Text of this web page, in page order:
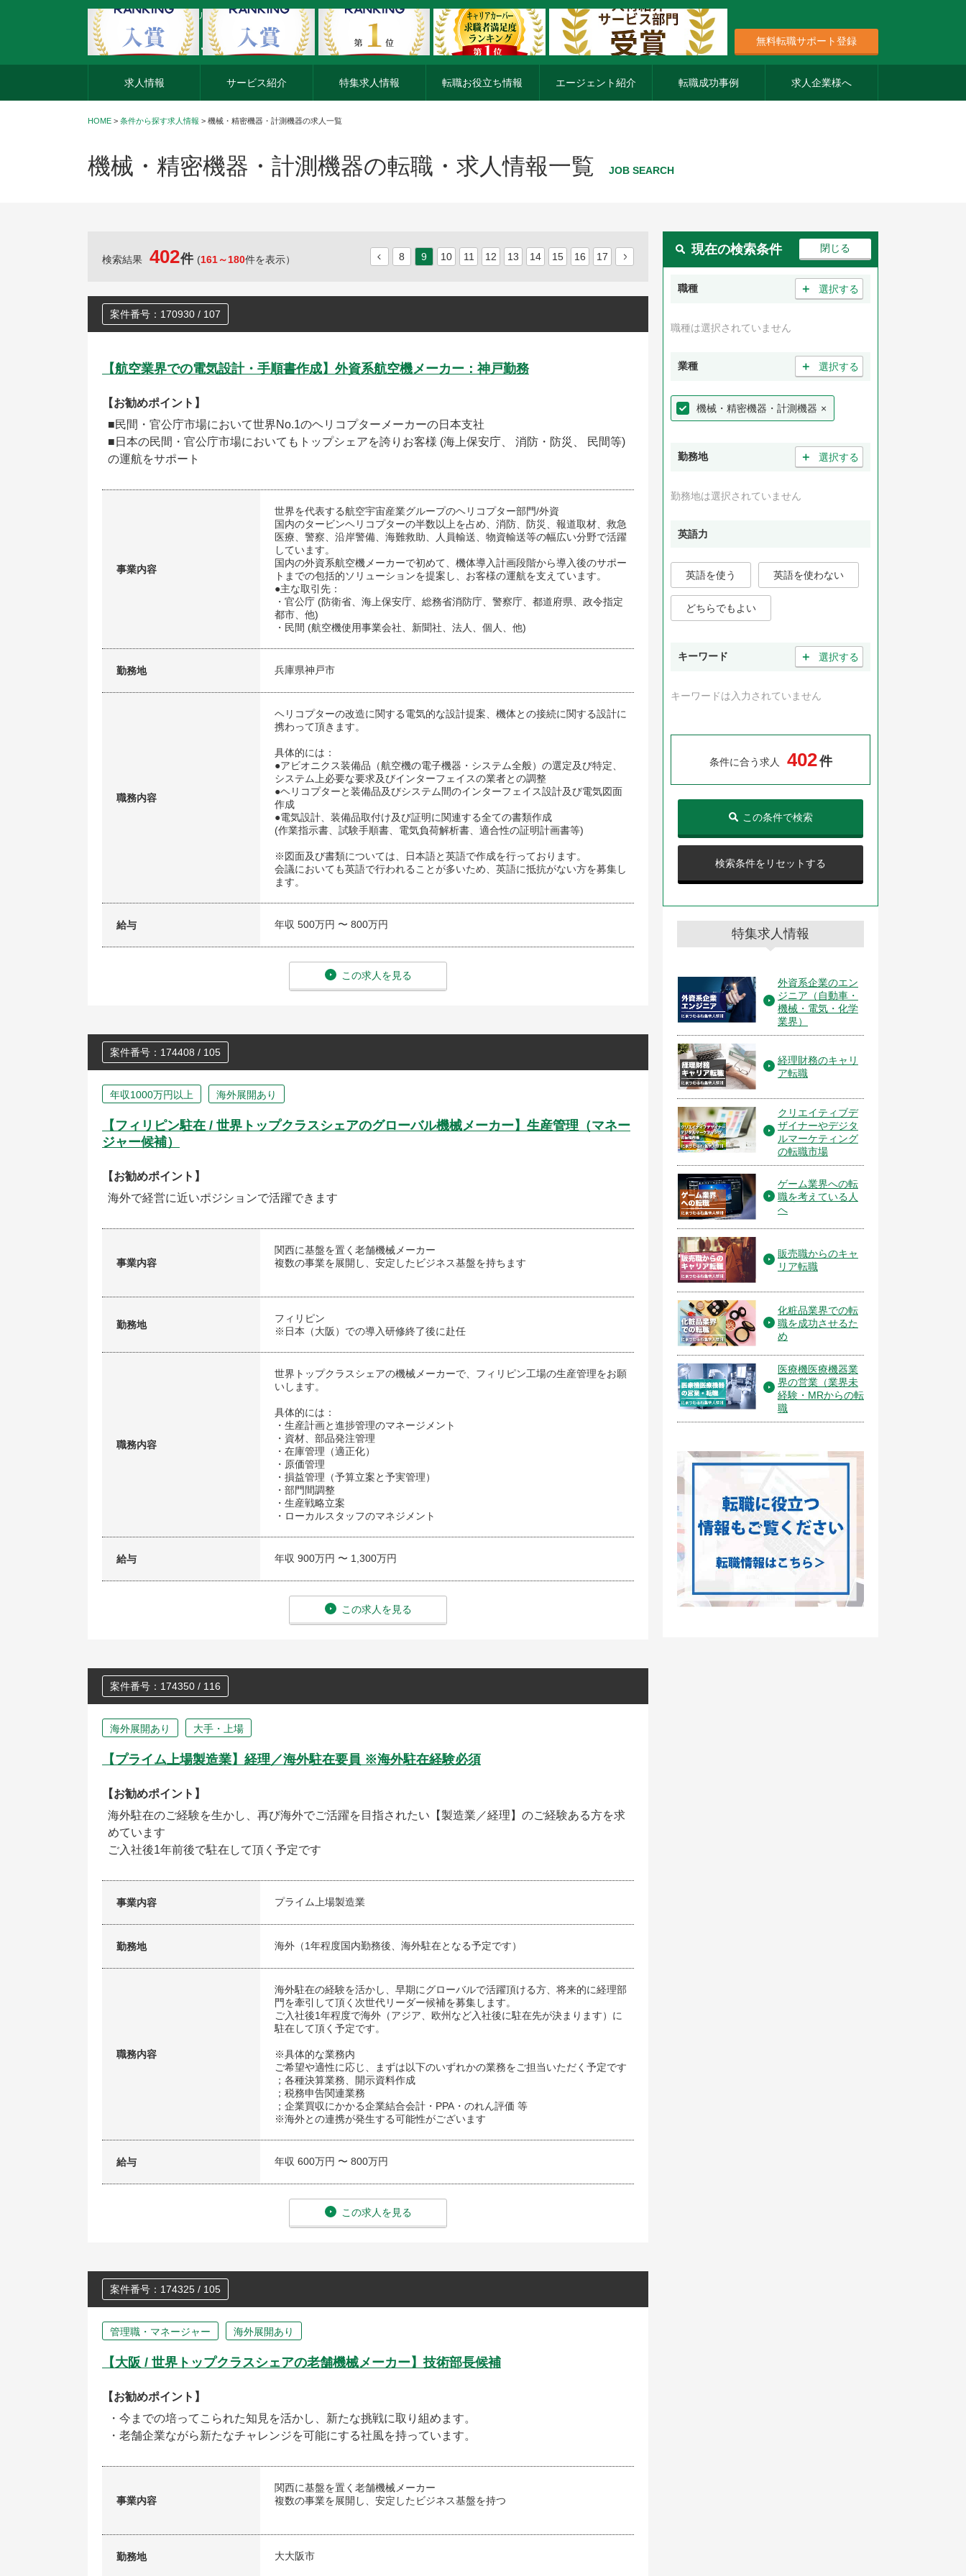
外資系企業の転職・キャリア転職ならアージスジャパン
無料転職サポート登録
求人情報 サービス紹介 特集求人情報 転職お役立ち情報 エージェント紹介 転職成功事例 求人企業様へ
HOME > 条件から探す求人情報 > 機械・精密機器・計測機器の求人一覧
機械・精密機器・計測機器の転職・求人情報一覧 JOB SEARCH
検索結果 402件 (161～180件を表示） 8 9 10 11 12 13 14 15 16 17
案件番号：170930 / 107
【航空業界での電気設計・手順書作成】外資系航空機メーカー：神戸勤務
【お勧めポイント】
■民間・官公庁市場において世界No.1のヘリコプターメーカーの日本支社
■日本の民間・官公庁市場においてもトップシェアを誇りお客様 (海上保安庁、 消防・防災、 民間等)
の運航をサポート
事業内容
世界を代表する航空宇宙産業グループのヘリコプター部門/外資
国内のタービンヘリコプターの半数以上を占め、消防、防災、報道取材、救急
医療、警察、沿岸警備、海難救助、人員輸送、物資輸送等の幅広い分野で活躍
しています。
国内の外資系航空機メーカーで初めて、機体導入計画段階から導入後のサポー
トまでの包括的ソリューションを提案し、お客様の運航を支えています。
●主な取引先：
・官公庁 (防衛省、海上保安庁、総務省消防庁、警察庁、都道府県、政令指定
都市、他)
・民間 (航空機使用事業会社、新聞社、法人、個人、他)
勤務地 兵庫県神戸市
職務内容
ヘリコプターの改造に関する電気的な設計提案、機体との接続に関する設計に
携わって頂きます。
具体的には：
●アビオニクス装備品（航空機の電子機器・システム全般）の選定及び特定、
システム上必要な要求及びインターフェイスの業者との調整
●ヘリコプターと装備品及びシステム間のインターフェイス設計及び電気図面
作成
●電気設計、装備品取付け及び証明に関連する全ての書類作成
(作業指示書、試験手順書、電気負荷解析書、適合性の証明計画書等)
※図面及び書類については、日本語と英語で作成を行っております。
会議においても英語で行われることが多いため、英語に抵抗がない方を募集し
ます。
給与 年収 500万円 〜 800万円
この求人を見る
案件番号：174408 / 105
年収1000万円以上 海外展開あり
【フィリピン駐在 / 世界トップクラスシェアのグローバル機械メーカー】生産管理（マネー
ジャー候補）
【お勧めポイント】
海外で経営に近いポジションで活躍できます
事業内容
関西に基盤を置く老舗機械メーカー
複数の事業を展開し、安定したビジネス基盤を持ちます
勤務地
フィリピン
※日本（大阪）での導入研修終了後に赴任
職務内容
世界トップクラスシェアの機械メーカーで、フィリピン工場の生産管理をお願
いします。
具体的には：
・生産計画と進捗管理のマネージメント
・資材、部品発注管理
・在庫管理（適正化）
・原価管理
・損益管理（予算立案と予実管理）
・部門間調整
・生産戦略立案
・ローカルスタッフのマネジメント
給与 年収 900万円 〜 1,300万円
この求人を見る
案件番号：174350 / 116
海外展開あり 大手・上場
【プライム上場製造業】経理／海外駐在要員 ※海外駐在経験必須
【お勧めポイント】
海外駐在のご経験を生かし、再び海外でご活躍を目指されたい【製造業／経理】のご経験ある方を求
めています
ご入社後1年前後で駐在して頂く予定です
事業内容 プライム上場製造業
勤務地 海外（1年程度国内勤務後、海外駐在となる予定です）
職務内容
海外駐在の経験を活かし、早期にグローバルで活躍頂ける方、将来的に経理部
門を牽引して頂く次世代リーダー候補を募集します。
ご入社後1年程度で海外（アジア、欧州など入社後に駐在先が決まります）に
駐在して頂く予定です。
※具体的な業務内
ご希望や適性に応じ、まずは以下のいずれかの業務をご担当いただく予定です
；各種決算業務、開示資料作成
；税務申告関連業務
；企業買収にかかる企業結合会計・PPA・のれん評価 等
※海外との連携が発生する可能性がございます
給与 年収 600万円 〜 800万円
この求人を見る
案件番号：174325 / 105
管理職・マネージャー 海外展開あり
【大阪 / 世界トップクラスシェアの老舗機械メーカー】技術部長候補
【お勧めポイント】
・今までの培ってこられた知見を活かし、新たな挑戦に取り組めます。
・老舗企業ながら新たなチャレンジを可能にする社風を持っています。
事業内容
関西に基盤を置く老舗機械メーカー
複数の事業を展開し、安定したビジネス基盤を持つ
勤務地 大大阪市
現在の検索条件
職種 ＋ 選択する
職種は選択されていません
業種 ＋ 選択する
機械・精密機器・計測機器 ×
勤務地 ＋ 選択する
勤務地は選択されていません
英語力
英語を使う 英語を使わない
どちらでもよい
キーワード ＋ 選択する
キーワードは入力されていません
条件に合う求人 402件
検索条件をリセットする
この条件で検索
特集求人情報
外資系企業のエン
ジニア（自動車・
機械・電気・化学
業界）
経理財務のキャリ
ア転職
クリエイティブデ
ザイナーやデジタ
ルマーケティング
の転職市場
ゲーム業界への転
職を考えている人
へ
販売職からのキャ
リア転職
化粧品業界での転
職を成功させるた
め
医療機医療機器業
界の営業（業界未
経験・MRからの転
職